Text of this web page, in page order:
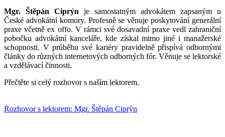
Mgr. Štěpán Ciprýn je samostatným advokátem zapsaným u
České advokátní komory. Profesně se věnuje poskytování generální
praxe včetně ex offo. V rámci své dosavadní praxe vedl zahraniční
pobočku advokátní kanceláře, kde získal mimo jiné i manažerské
schopnosti. V průběhu své kariéry pravidelně přispívá odbornými
články do různých internetových odborných fór. Věnuje se lektorské
a vzdělávací činnosti.
Přečtěte si celý rozhovor s naším lektorem.
Rozhovor s lektorem: Mgr. Štěpán Ciprýn